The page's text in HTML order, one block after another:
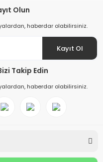
Olun
haberdar olabilirsiniz.
Kayıt Ol
Takip Edin
haberdar olabilirsiniz.